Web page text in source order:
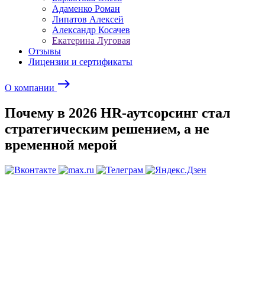
Адаменко Роман
Липатов Алексей
Александр Косачев
Екатерина Луговая
Отзывы
Лицензии и сертификаты
О компании east
Почему в 2026 HR-аутсорсинг стал
стратегическим решением, а не
временной мерой